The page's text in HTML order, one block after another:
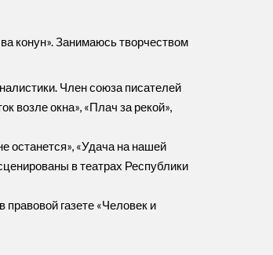
конун». Занимаюсь творчеством
Член союза писателей
возле окна», «Плач за рекой»,
останется», «Удача на нашей
в театрах Республики
газете «Человек и